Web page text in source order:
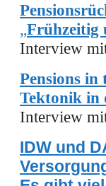
„Frühzeitig
Interview
Pensions
Tektonik in
Interview
IDW und